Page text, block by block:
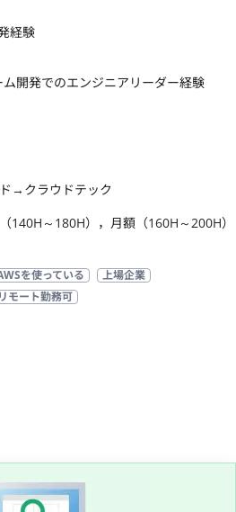
経験
開発でのエンジニアリーダー経験
→クラウドテック
140H～180H），月額（160H～200H）
を使っている
上場企業
モート勤務可